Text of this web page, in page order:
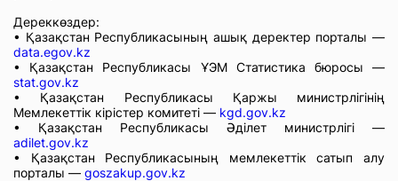
Дереккөздер:
• Қазақстан Республикасының ашық деректер порталы —
data.egov.kz
• Қазақстан Республикасы ҰЭМ Статистика бюросы —
stat.gov.kz
• Қазақстан Республикасы Қаржы министрлігінің
Мемлекеттік кірістер комитеті — kgd.gov.kz
• Қазақстан Республикасы Әділет министрлігі —
adilet.gov.kz
• Қазақстан Республикасының мемлекеттік сатып алу
порталы — goszakup.gov.kz